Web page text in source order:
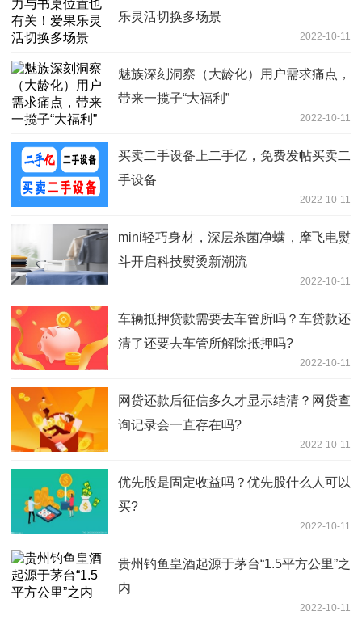
乐灵活切换多场景
2022-10-11
魅族深刻洞察（大龄化）用户需求痛点，
带来一揽子“大福利”
2022-10-11
买卖二手设备上二手亿，免费发帖买卖二
手设备
2022-10-11
mini轻巧身材，深层杀菌净螨，摩飞电熨
斗开启科技熨烫新潮流
2022-10-11
车辆抵押贷款需要去车管所吗？车贷款还
清了还要去车管所解除抵押吗?
2022-10-11
网贷还款后征信多久才显示结清？网贷查
询记录会一直存在吗?
2022-10-11
优先股是固定收益吗？优先股什么人可以
买?
2022-10-11
贵州钓鱼皇酒起源于茅台“1.5平方公里”之
内
2022-10-11